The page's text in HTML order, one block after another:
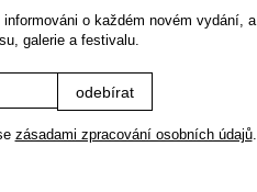
o každém novém vydání, a
galerie a festivalu.
zásadami zpracování osobních údajů.